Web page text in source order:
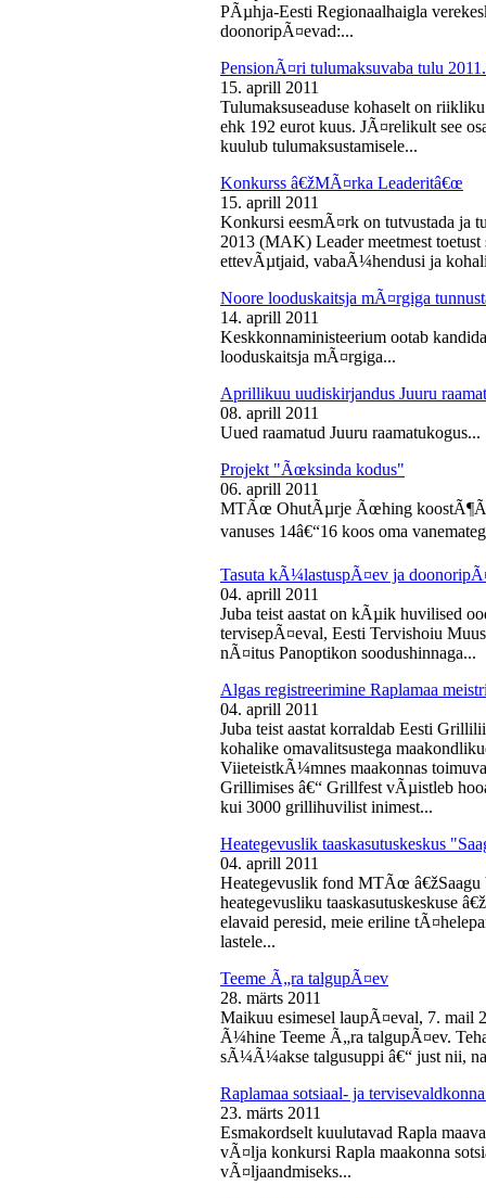
PÃµhja-Eesti Regionaalhaigla
doonoripÃ¤evad:...
PensionÃ¤ri tulumaksuvaba tulu
15. aprill 2011
Tulumaksuseaduse kohaselt on
ehk 192 eurot kuus. JÃ¤relikult see
kuulub tulumaksustamisele...
Konkurss â€žMÃ¤rka Leaderitâ€œ
15. aprill 2011
Konkursi eesmÃ¤rk on tutvustada ja
2013 (MAK) Leader meetmest
ettevÃµtjaid, vabaÃ¼hendusi ja
Noore looduskaitsja mÃ¤rgiga
14. aprill 2011
Keskkonnaministeerium ootab
looduskaitsja mÃ¤rgiga...
Aprillikuu uudiskirjandus Juuru
08. aprill 2011
Uued raamatud Juuru raamatukogus...
Projekt "Ãœksinda kodus"
06. aprill 2011
MTÃœ OhutÃµrje Ãœhing
vanuses 14â€“16 koos oma
Tasuta kÃ¼lastuspÃ¤ev ja
04. aprill 2011
Juba teist aastat on kÃµik huvilised
tervisepÃ¤eval, Eesti Tervishoiu
nÃ¤itus Panoptikon soodushinnaga...
Algas registreerimine Raplamaa
04. aprill 2011
Juba teist aastat korraldab Eesti
kohalike omavalitsustega
ViieteistkÃ¼mnes maakonnas
Grillimises â€“ Grillfest vÃµistleb
kui 3000 grillihuvilist inimest...
Heategevuslik taaskasutuskeskus
04. aprill 2011
Heategevuslik fond MTÃœ â€žSaagu
heategevusliku taaskasutuskeskuse
elavaid peresid, meie eriline
lastele...
Teeme Ã„ra talgupÃ¤ev
28. märts 2011
Maikuu esimesel laupÃ¤eval, 7.
Ã¼hine Teeme Ã„ra talgupÃ¤ev.
sÃ¼Ã¼akse talgusuppi â€“ just nii,
Raplamaa sotsiaal- ja
23. märts 2011
Esmakordselt kuulutavad Rapla
vÃ¤lja konkursi Rapla maakonna
vÃ¤ljaandmiseks...